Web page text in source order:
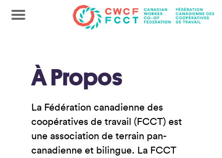
À Propos
La Fédération canadienne des
coopératives de travail (FCCT) est
une association de terrain pan-
canadienne et bilingue. La FCCT